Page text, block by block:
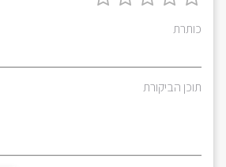
כותרת
תוכן הביקורת